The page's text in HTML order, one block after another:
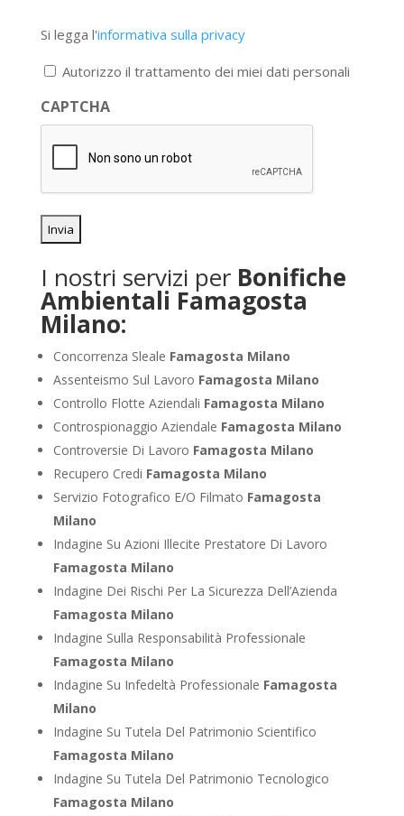
legga
l'informativa
privacy
*
Si legga l'informativa sulla privacy
Autorizzo il trattamento dei miei dati personali
CAPTCHA
I nostri servizi per Bonifiche
Ambientali Famagosta
Milano:
Concorrenza Sleale Famagosta Milano
Assenteismo Sul Lavoro Famagosta Milano
Controllo Flotte Aziendali Famagosta Milano
Controspionaggio Aziendale Famagosta Milano
Controversie Di Lavoro Famagosta Milano
Recupero Credi Famagosta Milano
Servizio Fotografico E/O Filmato Famagosta
Milano
Indagine Su Azioni Illecite Prestatore Di Lavoro
Famagosta Milano
Indagine Dei Rischi Per La Sicurezza Dell’Azienda
Famagosta Milano
Indagine Sulla Responsabilità Professionale
Famagosta Milano
Indagine Su Infedeltà Professionale Famagosta
Milano
Indagine Su Tutela Del Patrimonio Scientifico
Famagosta Milano
Indagine Su Tutela Del Patrimonio Tecnologico
Famagosta Milano